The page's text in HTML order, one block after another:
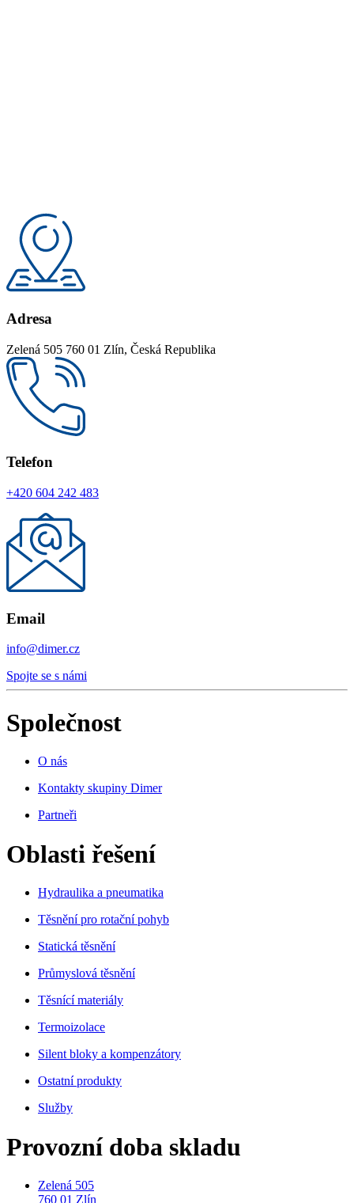
Adresa
Zelená 505 760 01 Zlín, Česká Republika
Telefon
+420 604 242 483
Email
info@dimer.cz
Spojte se s námi
Společnost
O nás
Kontakty skupiny Dimer
Partneři
Oblasti řešení
Hydraulika a pneumatika
Těsnění pro rotační pohyb
Statická těsnění
Průmyslová těsnění
Těsnící materiály
Termoizolace
Silent bloky a kompenzátory
Ostatní produkty
Služby
Provozní doba skladu
Zelená 505
760 01 Zlín